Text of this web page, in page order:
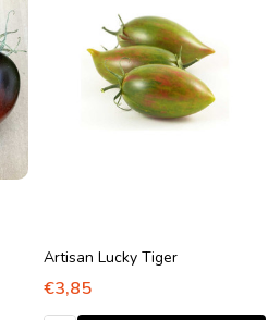
Artisan Lucky Tiger
€3,85